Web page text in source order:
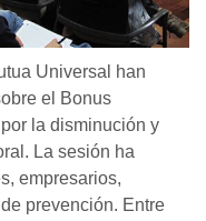
Universal han
el Bonus
la disminución y
La sesión ha
empresarios,
prevención. Entre